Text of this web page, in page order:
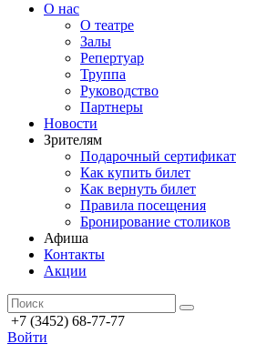
О нас
О театре
Залы
Репертуар
Труппа
Руководство
Партнеры
Новости
Зрителям
Подарочный сертификат
Как купить билет
Как вернуть билет
Правила посещения
Бронирование столиков
Афиша
Контакты
Акции
+7 (3452) 68-77-77
Войти